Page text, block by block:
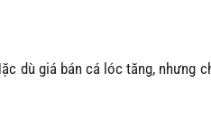
dù giá bán cá lóc tăng, nhưng